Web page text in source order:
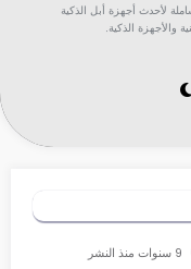
لأحدث أجهزة أبل الذكية
والأجهزة الذكية.
9 سنوات منذ النشر